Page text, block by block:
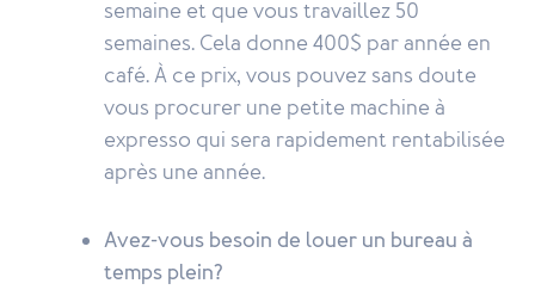
semaine et que vous travaillez 50
semaines. Cela donne 400$ par année en
café. À ce prix, vous pouvez sans doute
vous procurer une petite machine à
expresso qui sera rapidement rentabilisée
après une année.
Avez-vous besoin de louer un bureau à
temps plein?